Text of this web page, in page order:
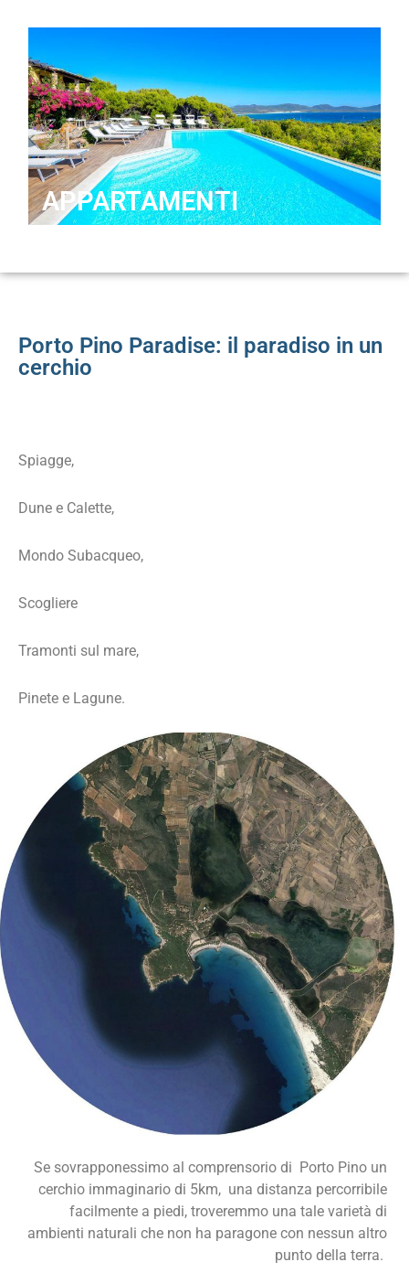
APPARTAMENTI
Porto Pino Paradise: il paradiso in un
cerchio
Spiagge,
Dune e Calette,
Mondo Subacqueo,
Scogliere
Tramonti sul mare,
Pinete e Lagune.
Se sovrapponessimo al comprensorio di Porto Pino un
cerchio immaginario di 5km, una distanza percorribile
facilmente a piedi, troveremmo una tale varietà di
ambienti naturali che non ha paragone con nessun altro
punto della terra.